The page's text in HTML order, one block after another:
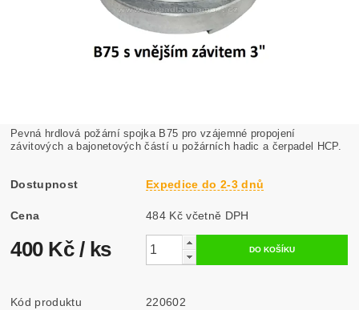
Pevná hrdlová požární spojka B75 pro vzájemné propojení
závitových a bajonetových částí u požárních hadic a čerpadel HCP.
Dostupnost Expedice do 2-3 dnů
Cena 484 Kč včetně DPH
400 Kč / ks
Kód produktu 220602